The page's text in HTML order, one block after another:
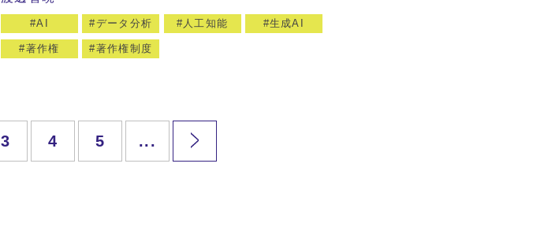
AI データ分析 人工知能 生成AI
著作権 著作権制度
3 4 5 ...